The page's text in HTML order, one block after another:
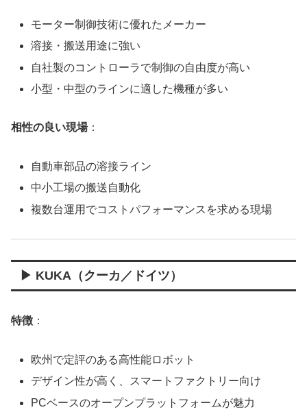
モーター制御技術に優れたメーカー
溶接・搬送用途に強い
自社製のコントローラで制御の自由度が高い
小型・中型のラインに適した機種が多い
相性の良い現場：
自動車部品の溶接ライン
中小工場の搬送自動化
複数台運用でコストパフォーマンスを求める現場
▶ KUKA（クーカ／ドイツ）
特徴 ：
欧州で定評のある高性能ロボット
デザイン性が高く、スマートファクトリー向け
PCベースのオープンプラットフォームが魅力